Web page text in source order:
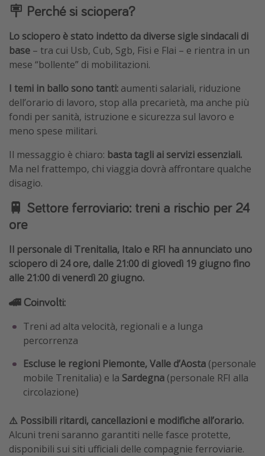
Festività del 2026
🪧 Perché si sciopera?
Lo sciopero è stato indetto da diverse sigle sindacali di
base – tra cui Usb, Cub, Sgb, Fisi e Flai – e rientra in un
mese “bollente” di mobilitazioni.
I temi in ballo sono tanti: aumenti salariali, riduzione
dell’orario di lavoro, stop alla precarietà, ma anche più
fondi per sanità, istruzione e sicurezza sul lavoro e
meno spese militari.
Il messaggio è chiaro: basta tagli ai servizi essenziali.
Ma nel frattempo, chi viaggia dovrà affrontare qualche
disagio.
🚆 Settore ferroviario: treni a rischio per 24
ore
Il personale di Trenitalia, Italo e RFI ha annunciato uno
sciopero di 24 ore, dalle 21:00 di giovedì 19 giugno fino
alle 21:00 di venerdì 20 giugno.
🚄 Coinvolti:
Treni ad alta velocità, regionali e a lunga
percorrenza
Escluse le regioni Piemonte, Valle d’Aosta (personale
mobile Trenitalia) e la Sardegna (personale RFI alla
circolazione)
⚠️ Possibili ritardi, cancellazioni e modifiche all’orario.
Alcuni treni saranno garantiti nelle fasce protette,
disponibili sui siti ufficiali delle compagnie ferroviarie.